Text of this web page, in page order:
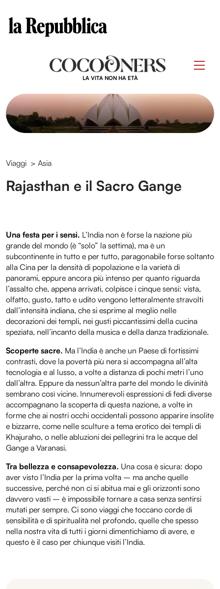
LA VITA NON HA ETÀ
Viaggi > Asia
Rajasthan e il Sacro Gange
Una festa per i sensi. L’India non è forse la nazione più
grande del mondo (è “solo” la settima), ma è un
subcontinente in tutto e per tutto, paragonabile forse soltanto
alla Cina per la densità di popolazione e la varietà di
panorami, eppure ancora più intenso per quanto riguarda
l’assalto che, appena arrivati, colpisce i cinque sensi: vista,
olfatto, gusto, tatto e udito vengono letteralmente stravolti
dall’intensità indiana, che si esprime al meglio nelle
decorazioni dei templi, nei gusti piccantissimi della cucina
speziata, nell’incanto della musica e della danza tradizionale.
Scoperte sacre. Ma l’India è anche un Paese di fortissimi
contrasti, dove la povertà più nera si accompagna all’alta
tecnologia e al lusso, a volte a distanza di pochi metri l’uno
dall’altra. Eppure da nessun’altra parte del mondo le divinità
sembrano così vicine. Innumerevoli espressioni di fedi diverse
accompagnano la scoperta di questa nazione, a volte in
forme che ai nostri occhi occidentali possono apparire insolite
e bizzarre, come nelle sculture a tema erotico dei templi di
Khajuraho, o nelle abluzioni dei pellegrini tra le acque del
Gange a Varanasi.
Tra bellezza e consapevolezza. Una cosa è sicura: dopo
aver visto l’India per la prima volta – ma anche quelle
successive, perché non ci si abitua mai e gli orizzonti sono
davvero vasti – è impossibile tornare a casa senza sentirsi
mutati per sempre. Ci sono viaggi che toccano corde di
sensibilità e di spiritualità nel profondo, quelle che spesso
nella nostra vita di tutti i giorni dimentichiamo di avere, e
questo è il caso per chiunque visiti l’India.